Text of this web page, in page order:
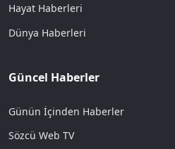
Hayat Haberleri
Dünya Haberleri
Güncel Haberler
Günün İçinden Haberler
Sözcü Web TV